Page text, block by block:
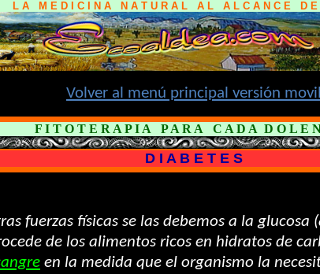
L A M E D I C I N A N A T U R A L A L A L C A N C E D E
Volver al menú principal versión movil
F I T O T E R A P I A P A R A C A D A D O L E
D I A B E T E S
fuerzas físicas se las debemos a la
de los alimentos ricos en hidratos de
en la medida que el organismo la